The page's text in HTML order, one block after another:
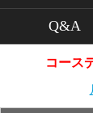
Q&A
コース